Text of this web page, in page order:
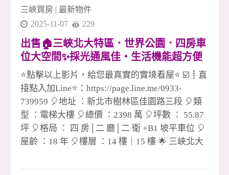
享、不各自為政 ✅ 有榮耀一起扛、有責任一起扛
這，就是冠軍團隊真正的底氣。 📣
三峽買房 | 最新物件
2025-11-07
229
出售🏠三峽北大特區．世界公園．四房車
位大空間✨採光通風佳・生活機能超方便
✨💖☎️0933739959⭐李忠政大家房屋⭐#房
地產#買房#土城金城武#房仲
⭐點擊以上影片，給您最真實的實境看屋⭐ ☑️┋直
接點入加Line⭐：https://page.line.me/0933-
739959 🎈地址 ：新北市樹林區佳園路三段 🎈類
型 ：電梯大樓 🎈總價 ：2398 萬 🎈坪數 ： 55.87
坪 🎈格局 ： 四 房│二 廳│二 衛 +B1 坡平車位 🎈
屋齡 ：18 年 🎈樓層 ：14 樓｜15 樓 🌟 三峽北大
✨ 寬敞舒適空間 &times; 完整生活圈 &times; 通勤